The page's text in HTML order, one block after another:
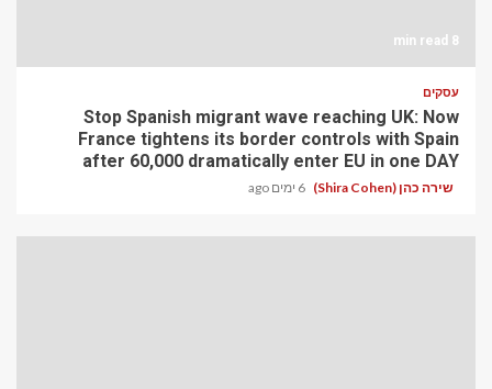
8 min read
עסקים
Stop Spanish migrant wave reaching UK: Now
France tightens its border controls with Spain
after 60,000 dramatically enter EU in one DAY
שירה כהן (Shira Cohen) 6 ימים ago